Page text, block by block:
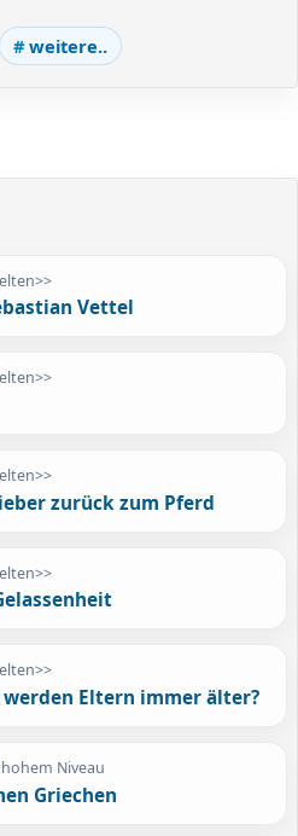
weitere..
Vettel
zurück zum Pferd
Eltern immer älter?
Niveau
Griechen